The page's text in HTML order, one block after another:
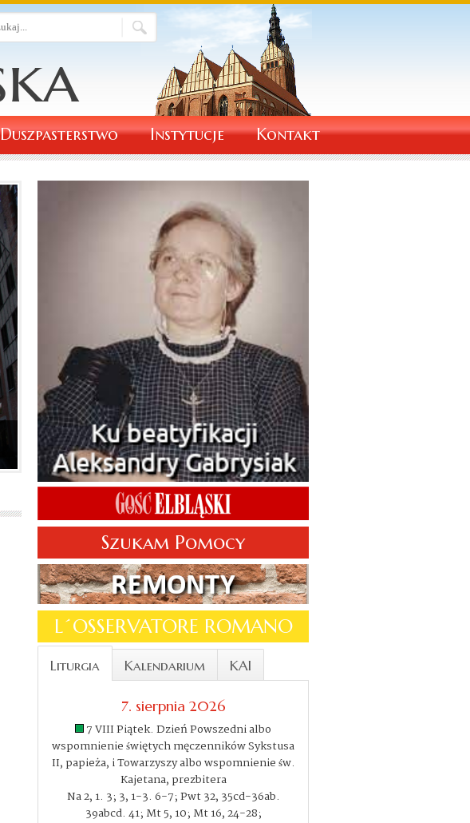
Duszpasterstwo Instytucje Kontakt
Szukam Pomocy
L´OSSERVATORE ROMANO
Liturgia Kalendarium KAI
7. sierpnia 2026
7 VIII Piątek. Dzień Powszedni albo
wspomnienie świętych męczenników Sykstusa
II, papieża, i Towarzyszy albo wspomnienie św.
Kajetana, prezbitera
Na 2, 1. 3; 3, 1-3. 6-7; Pwt 32, 35cd-36ab.
39abcd. 41; Mt 5, 10; Mt 16, 24-28;